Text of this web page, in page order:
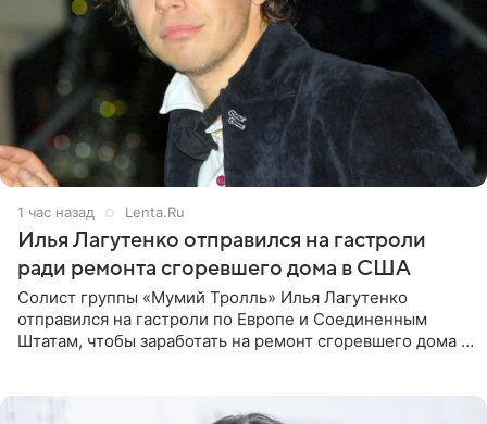
1 час назад Lenta.Ru
Илья Лагутенко отправился на гастроли
ради ремонта сгоревшего дома в США
Солист группы «Мумий Тролль» Илья Лагутенко
отправился на гастроли по Европе и Соединенным
Штатам, чтобы заработать на ремонт сгоревшего дома в